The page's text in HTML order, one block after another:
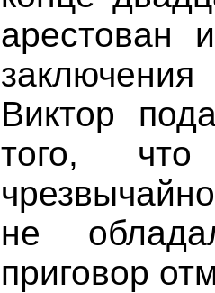
арестован
Виктор
того,
не
приговор